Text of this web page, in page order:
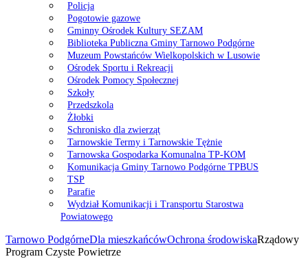
Policja
Pogotowie gazowe
Gminny Ośrodek Kultury SEZAM
Biblioteka Publiczna Gminy Tarnowo Podgórne
Muzeum Powstańców Wielkopolskich w Lusowie
Ośrodek Sportu i Rekreacji
Ośrodek Pomocy Społecznej
Szkoły
Przedszkola
Żłobki
Schronisko dla zwierząt
Tarnowskie Termy i Tarnowskie Tężnie
Tarnowska Gospodarka Komunalna TP-KOM
Komunikacja Gminy Tarnowo Podgórne TPBUS
TSP
Parafie
Wydział Komunikacji i Transportu Starostwa
Powiatowego
Tarnowo PodgórneDla mieszkańcówOchrona środowiskaRządowy
Program Czyste Powietrze